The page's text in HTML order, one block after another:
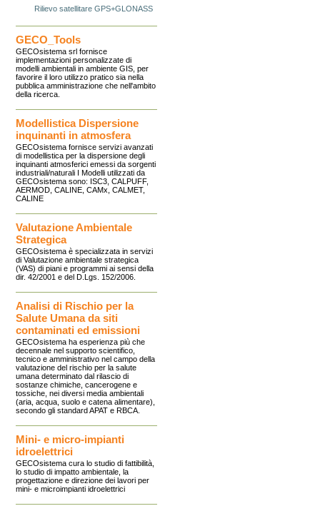
Rilievo satellitare GPS+GLONASS
GECO_Tools
GECOsistema srl fornisce
implementazioni personalizzate di
modelli ambientali in ambiente GIS, per
favorire il loro utilizzo pratico sia nella
pubblica amministrazione che nell'ambito
della ricerca.
Modellistica Dispersione
inquinanti in atmosfera
GECOsistema fornisce servizi avanzati
di modellistica per la dispersione degli
inquinanti atmosferici emessi da sorgenti
industriali/naturali I Modelli utilizzati da
GECOsistema sono: ISC3, CALPUFF,
AERMOD, CALINE, CAMx, CALMET,
CALINE
Valutazione Ambientale
Strategica
GECOsistema è specializzata in servizi
di Valutazione ambientale strategica
(VAS) di piani e programmi ai sensi della
dir. 42/2001 e del D.Lgs. 152/2006.
Analisi di Rischio per la
Salute Umana da siti
contaminati ed emissioni
GECOsistema ha esperienza più che
decennale nel supporto scientifico,
tecnico e amministrativo nel campo della
valutazione del rischio per la salute
umana determinato dal rilascio di
sostanze chimiche, cancerogene e
tossiche, nei diversi media ambientali
(aria, acqua, suolo e catena alimentare),
secondo gli standard APAT e RBCA.
Mini- e micro-impianti
idroelettrici
GECOsistema cura lo studio di fattibilità,
lo studio di impatto ambientale, la
progettazione e direzione dei lavori per
mini- e microimpianti idroelettrici